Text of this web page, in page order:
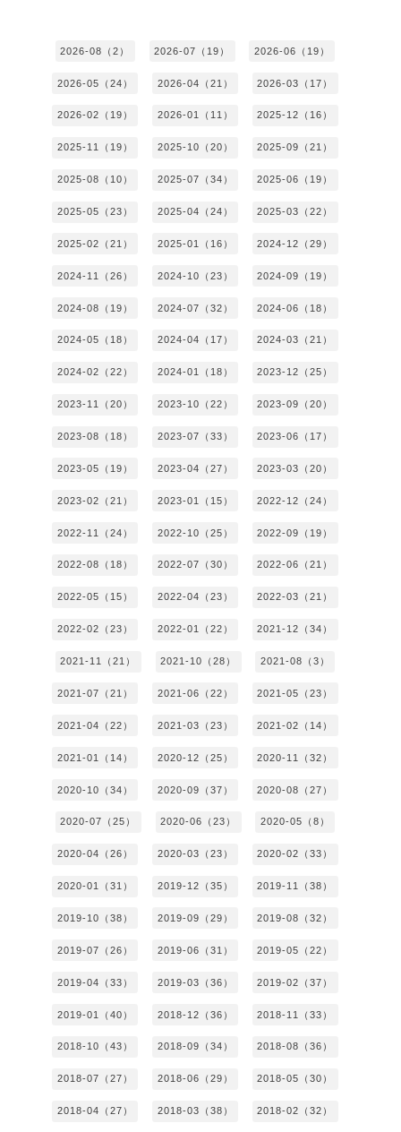
2026-08（2） 2026-07（19） 2026-06（19）
2026-05（24） 2026-04（21） 2026-03（17）
2026-02（19） 2026-01（11） 2025-12（16）
2025-11（19） 2025-10（20） 2025-09（21）
2025-08（10） 2025-07（34） 2025-06（19）
2025-05（23） 2025-04（24） 2025-03（22）
2025-02（21） 2025-01（16） 2024-12（29）
2024-11（26） 2024-10（23） 2024-09（19）
2024-08（19） 2024-07（32） 2024-06（18）
2024-05（18） 2024-04（17） 2024-03（21）
2024-02（22） 2024-01（18） 2023-12（25）
2023-11（20） 2023-10（22） 2023-09（20）
2023-08（18） 2023-07（33） 2023-06（17）
2023-05（19） 2023-04（27） 2023-03（20）
2023-02（21） 2023-01（15） 2022-12（24）
2022-11（24） 2022-10（25） 2022-09（19）
2022-08（18） 2022-07（30） 2022-06（21）
2022-05（15） 2022-04（23） 2022-03（21）
2022-02（23） 2022-01（22） 2021-12（34）
2021-11（21） 2021-10（28） 2021-08（3）
2021-07（21） 2021-06（22） 2021-05（23）
2021-04（22） 2021-03（23） 2021-02（14）
2021-01（14） 2020-12（25） 2020-11（32）
2020-10（34） 2020-09（37） 2020-08（27）
2020-07（25） 2020-06（23） 2020-05（8）
2020-04（26） 2020-03（23） 2020-02（33）
2020-01（31） 2019-12（35） 2019-11（38）
2019-10（38） 2019-09（29） 2019-08（32）
2019-07（26） 2019-06（31） 2019-05（22）
2019-04（33） 2019-03（36） 2019-02（37）
2019-01（40） 2018-12（36） 2018-11（33）
2018-10（43） 2018-09（34） 2018-08（36）
2018-07（27） 2018-06（29） 2018-05（30）
2018-04（27） 2018-03（38） 2018-02（32）